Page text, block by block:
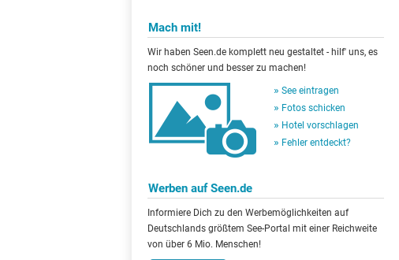
Mach mit!
Wir haben Seen.de komplett neu gestaltet - hilf' uns, es
noch schöner und besser zu machen!
See eintragen
Fotos schicken
Hotel vorschlagen
Fehler entdeckt?
Werben auf Seen.de
Informiere Dich zu den Werbemöglichkeiten auf
Deutschlands größtem See-Portal mit einer Reichweite
von über 6 Mio. Menschen!